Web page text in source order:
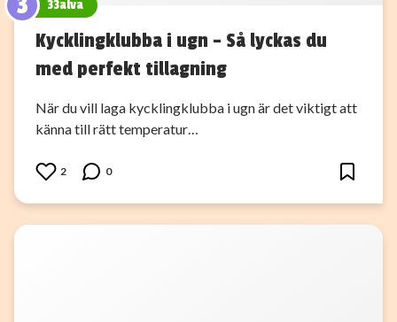
33alva
Kycklingklubba i ugn – Så lyckas du
med perfekt tillagning
När du vill laga kycklingklubba i ugn är det viktigt att
känna till rätt temperatur…
2 0